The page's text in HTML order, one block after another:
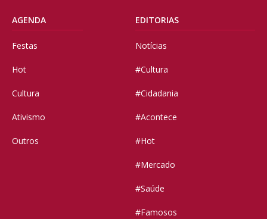
AGENDA
Festas
Hot
Cultura
Ativismo
Outros
EDITORIAS
Notícias
#Cultura
#Cidadania
#Acontece
#Hot
#Mercado
#Saúde
#Famosos